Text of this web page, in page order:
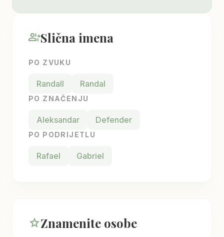
group_addSlična imena
PO ZVUKU
Randall Randal
PO ZNAČENJU
Aleksandar Defender
PO PODRIJETLU
Rafael Gabriel
starZnamenite osobe